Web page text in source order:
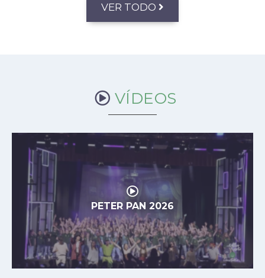
VER TODO
VÍDEOS
PETER PAN 2026